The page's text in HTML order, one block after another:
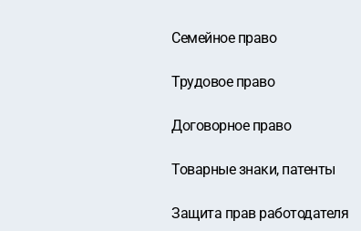
Семейное право
Трудовое право
Договорное право
Товарные знаки, патенты
Защита прав работодателя